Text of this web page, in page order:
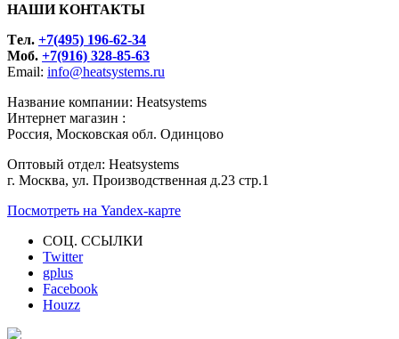
НАШИ КОНТАКТЫ
Tел. +7(495) 196-62-34
Моб. +7(916) 328-85-63
Email: info@heatsystems.ru
Название компании: Heatsystems
Интернет магазин :
Россия, Московская обл. Одинцово
Оптовый отдел: Heatsystems
г. Москва, ул. Производственная д.23 стр.1
Посмотреть на Yandex-карте
СОЦ. ССЫЛКИ
Twitter
gplus
Facebook
Houzz